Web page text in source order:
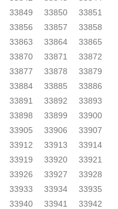
33849 33850
33851
33856 33857
33858
33863 33864
33865
33870 33871
33872
33877 33878
33879
33884 33885
33886
33891 33892
33893
33898 33899
33900
33905 33906
33907
33912 33913
33914
33919 33920
33921
33926 33927
33928
33933 33934
33935
33940 33941
33942